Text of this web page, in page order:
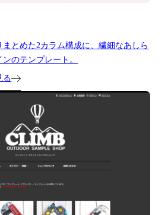
とめた2カラム構成に、繊細なあしら
のテンプレート。
る